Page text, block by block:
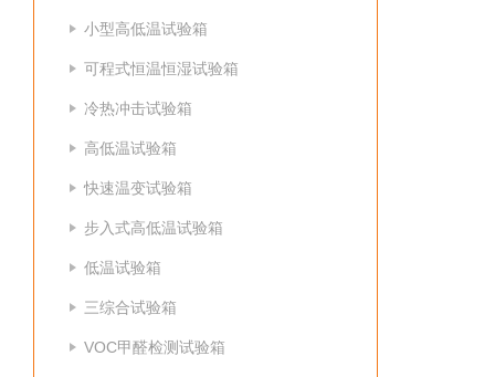
小型高低温试验箱
可程式恒温恒湿试验箱
冷热冲击试验箱
高低温试验箱
快速温变试验箱
步入式高低温试验箱
低温试验箱
三综合试验箱
VOC甲醛检测试验箱